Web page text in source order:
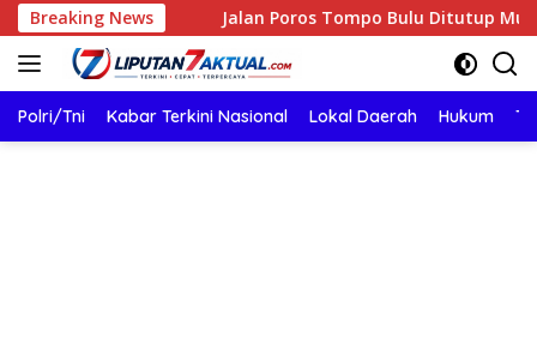
Langsung
ke
konten
Breaking News
Jalan Poros Tompo Bulu Ditutup Mulai 8 Agustus
Polri/Tni Kabar Terkini Nasional Lokal Daerah Hukum